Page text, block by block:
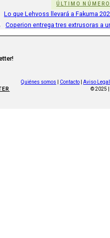
ÚLTIMO NÚMERO
Lo que Lehvoss llevará a Fakuma
Coperion entrega tres extrusoras a
Quiénes somos Contacto
Aviso Legal
© 2025